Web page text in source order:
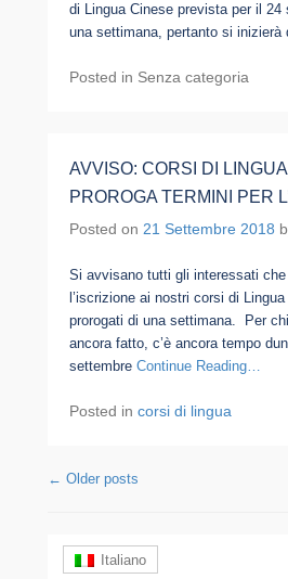
di Lingua Cinese prevista per il 24
una settimana, pertanto si inizierà
Posted in Senza categoria
AVVISO: CORSI DI
PROROGA TERMINI PER
Posted on 21 Settembre 2018
Si avvisano tutti gli interessati
l’iscrizione ai nostri corsi di
prorogati di una settimana. Per
ancora fatto, c’è ancora tempo
settembre Continue Reading…
Posted in corsi di lingua
Post navigation
← Older posts
Italiano